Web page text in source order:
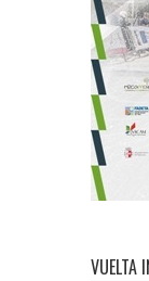
VUELTA